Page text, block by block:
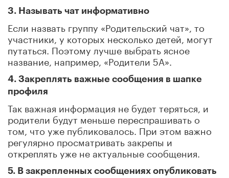
3. Называть чат информативно
Если назвать группу «Родительский чат», то
участники, у которых несколько детей, могут
путаться. Поэтому лучше выбрать ясное
название, например, «Родители 5А».
4. Закреплять важные сообщения в шапке
профиля
Так важная информация не будет теряться, и
родители будут меньше переспрашивать о
том, что уже публиковалось. При этом важно
регулярно просматривать закрепы и
откреплять уже не актуальные сообщения.
5. В закрепленных сообщениях опубликовать